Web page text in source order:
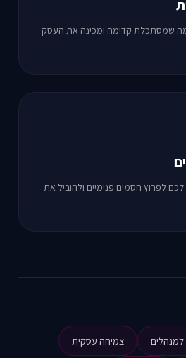
שמסתכלת קדימה ומכינה את העסק
לפרוץ חסמים פנימיים ולהוביל את
למנהלים צמיחה עסקית